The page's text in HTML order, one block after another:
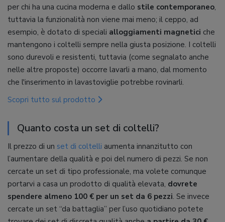
per chi ha una cucina moderna e dallo stile contemporaneo,
tuttavia la funzionalità non viene mai meno; il ceppo, ad
esempio, è dotato di speciali alloggiamenti magnetici che
mantengono i coltelli sempre nella giusta posizione. I coltelli
sono durevoli e resistenti, tuttavia (come segnalato anche
nelle altre proposte) occorre lavarli a mano, dal momento
che l'inserimento in lavastoviglie potrebbe rovinarli.
Scopri tutto sul prodotto
Quanto costa un set di coltelli?
Il prezzo di un set di coltelli aumenta innanzitutto con
l’aumentare della qualità e poi del numero di pezzi. Se non
cercate un set di tipo professionale, ma volete comunque
portarvi a casa un prodotto di qualità elevata, dovrete
spendere almeno 100 € per un set da 6 pezzi. Se invece
cercate un set “da battaglia” per l’uso quotidiano potete